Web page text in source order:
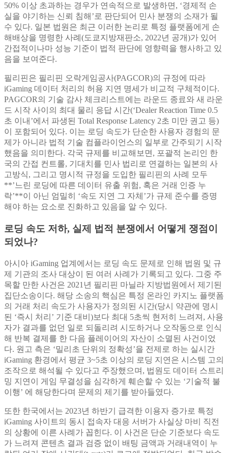
50% 이상 초과하는 경우가 연속적으로 발생하면, ‘경제적 손
실을 야기하는 신뢰 침해’로 판단되어 민사 분쟁의 소재가 될
수 있다. 일본 법원은 최근 이러한 논리로 특정 플랫폼에게 손
해배상을 명령한 사례(도쿄지방재판소, 2022년 공개)가 있어
간접적이나마 성능 기준이 법적 판단에 영향력을 행사하고 있
음을 보여준다.
필리핀은 필리핀 오락게임공사(PAGCOR)의 규정에 따라
iGaming 데이터 처리의 허용 지연 명세가 비교적 구체적이다.
PAGCOR의 기술 감사 체크리스트에는 라운드 종료와 새 라운
드 시작 사이의 최대 물리 응답 시간(‘Dealer Reaction Time 0.5
초 이내’에서 파생된 Total Response Latency 2초 미만 권고 등)
이 포함되어 있다. 이는 로딩 속도가 단순한 사용자 경험의 문
제가 아니라 법적 기술 컴플라이언스의 일부로 간주되기 시작
했음을 의미한다. 각국 규제를 비교해보면, 포괄적 논리인 한
국의 간접 컨트롤, 기대치를 민사 법리로 연결하는 일본의 사
고방식, 그리고 명시적 규정을 도입한 필리핀의 사례 모두
**’느린 로딩에 따른 데이터 유출 위험, 혹은 거래 인증 누
락’**이 아닌 엄밀히 ‘속도 지연 그 자체’가 규제 준수를 증명
해야 하는 요소로 진화하고 있음을 알 수 있다.
로딩 속도 저하, 실제 법적 분쟁에서 어떻게 쟁점이
되었나?
아시아 iGaming 업계에서는 로딩 속도 문제로 인해 법원 및 규
제 기관의 조사 대상이 된 여러 사례가 기록되고 있다. 그중 주
목할 만한 사건은 2021년 필리핀 마닐라 지방법원에서 제기된
집단소송이다. 해당 소송의 핵심은 특정 온라인 카지노 플랫폼
의 거래 처리 속도가 사용자가 정의된 시간(당시 약관에 명시
된 ‘즉시 처리’ 기준 대비)보다 최대 5초씩 현저히 느려져, 사용
자가 결과를 없던 일로 되돌리려 시도하거나 오작동으로 인식
해 반복 결제를 한 다음 플레이어의 자산이 소멸된 사건이었
다. 원고 측은 ‘밀리초 단위의 정확성’을 전제로 하는 실시간
iGaming 환경에서 평균 3~5초 이상의 로딩 지연은 시스템 고의
조작으로 해석될 수 있다고 주장했으며, 법원도 데이터 스트리
밍 지연이 게임 무결성을 심각하게 훼손할 수 있는 ‘기술적 불
이행’ 에 해당한다며 문제의 제기를 받아들였다.
또한 한국에서는 2023년 하반기 급격한 이용자 증가로 특정
iGaming 사이트의 동시 접속자 대응 서버가 사실상 마비 직전
의 상황에 이른 사례가 꼽힌다. 이 사건은 단순 기준보다 속도
가 느려져 콘텐츠 결과 검증 없이 배팅 금액과 거래내역이 누